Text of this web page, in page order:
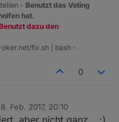
- Benutzt das Voting
hat.
dazu den
fix.sh | bash -
0
8. Feb. 2017, 20:10
von 2. Aug. 2017, 23:35